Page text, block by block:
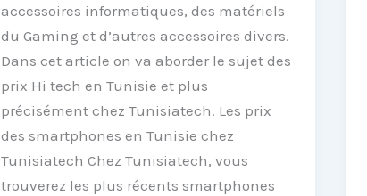
accessoires informatiques, des matériels
du Gaming et d’autres accessoires divers.
Dans cet article on va aborder le sujet des
prix Hi tech en Tunisie et plus
précisément chez Tunisiatech. Les prix
des smartphones en Tunisie chez
Tunisiatech Chez Tunisiatech, vous
trouverez les plus récents smartphones